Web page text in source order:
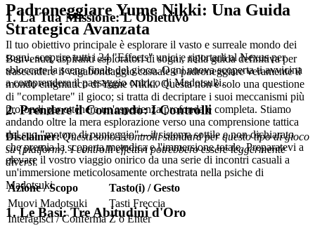
1. La Tua Missione: L'Obiettivo
Il tuo obiettivo principale è esplorare il vasto e surreale mondo dei
sogni, scoprire tutti i 24 "Effects" unici e riportarli al Nexus per
sbloccare la scena finale del gioco. Ogni nuova scoperta ti avvicina
a comprendere il paesaggio onirico di Madotsuki.
2. Prendere il Comando: I Controlli
Disclaimer: Questi sono i controlli standard per questo tipo di gioco
su {platform}. I controlli effettivi potrebbero essere leggermente
diversi.
Azione / Scopo
Tasto(i) / Gesto
Muovi Madotsuki
Tasti Freccia
Interagisci / Conferma Z o Enter
Padroneggiare Yume Nikki: Una Guida
Strategica Avanzata
Benvenuti, aspiranti esploratori di sogni, nella guida definitiva per
trascendere il vagabondaggio casuale e padroneggiare veramente il
mondo enigmatico di Yume Nikki. Questa non è solo una questione
di "completare" il gioco; si tratta di decriptare i suoi meccanismi più
profondi per ottenere un'esperienza profonda e completa. Stiamo
andando oltre la mera esplorazione verso una comprensione tattica
del suo "motore di punteggio"—il sistema sottile e non dichiarato
che premia la scoperta metodica e l'immersione totale. Preparatevi a
elevare il vostro viaggio onirico da una serie di incontri casuali a
un'immersione meticolosamente orchestrata nella psiche di
Madotsuki.
1. Le Basi: Tre Abitudini d'Oro